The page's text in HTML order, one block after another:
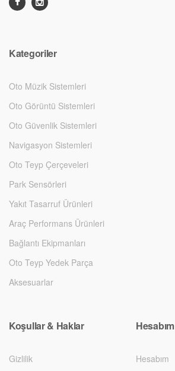
Kategoriler
Oto Müzik Sistemleri
Oto Görüntü Sistemleri
Oto Güvenlik Sistemleri
Navigasyon Sistemleri
Oto Teyp Çerçeveleri
Park Sensörleri
Yakıt Tasarruf Ürünleri
Araç Performans Ürünleri
Bağlantı Ekipmanları
Oto Teyp Yedek Parça
Aksesuarlar
Koşullar & Haklar
Gizlilik
Hesabım
Hesabım